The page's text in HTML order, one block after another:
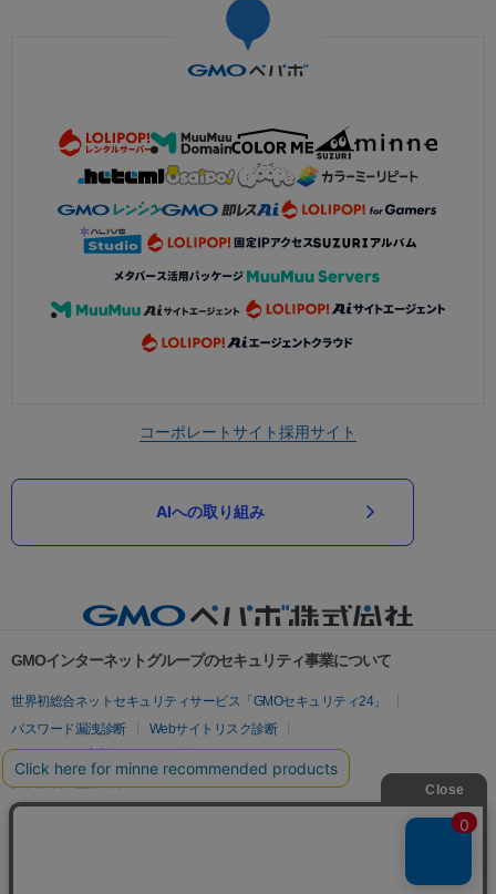
コーポレートサイト採用サイト
AIへの取り組み
GMOインターネットグループのセキュリティ事業について
世界初総合ネットセキュリティサービス「GMOセキュリティ24」
パスワード漏洩診断
Webサイトリスク診断
セキュリティ相談AIチャットボット
実在証明・盗聴対策
サイバー攻撃対策（GMOサイバーセキュリティ byイエラエ）